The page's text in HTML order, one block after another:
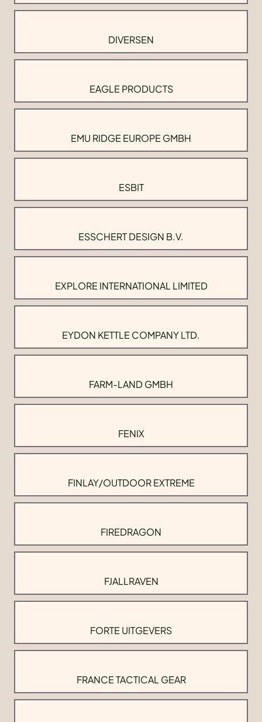
DIVERSEN
EAGLE PRODUCTS
EMU RIDGE EUROPE GMBH
ESBIT
ESSCHERT DESIGN B.V.
EXPLORE INTERNATIONAL LIMITED
EYDON KETTLE COMPANY LTD.
FARM-LAND GMBH
FENIX
FINLAY/OUTDOOR EXTREME
FIREDRAGON
FJALLRAVEN
FORTE UITGEVERS
FRANCE TACTICAL GEAR